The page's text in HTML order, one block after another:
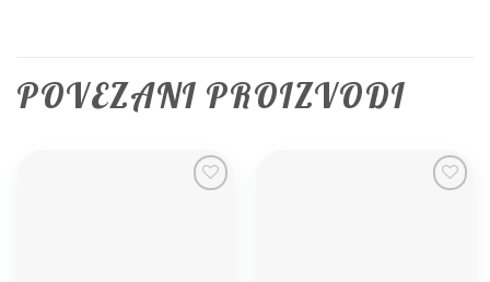
POVEZANI PROIZVODI